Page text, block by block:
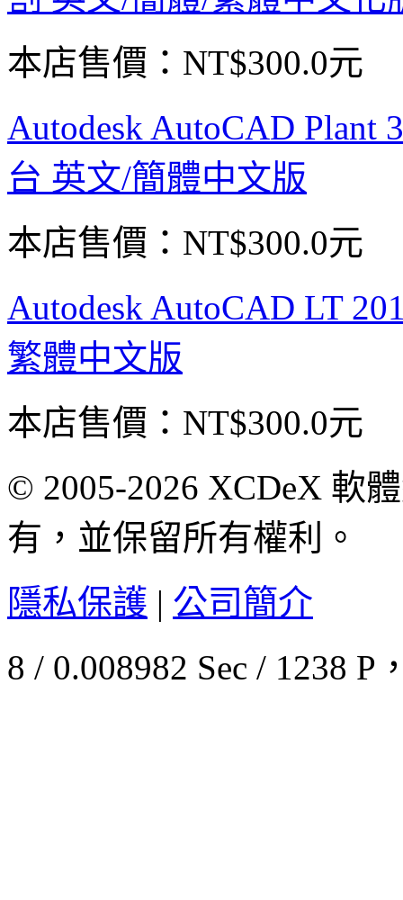
本店售價： NT$300.0元
Autodesk AutoCAD Plant
台 英文/簡體中文版
本店售價： NT$300.0元
Autodesk AutoCAD LT
繁體中文版
本店售價： NT$300.0元
© 2005-2026 XCDeX 軟
有，並保留所有權利。
隱私保護 | 公司簡介
8 / 0.008982 Sec / 1238